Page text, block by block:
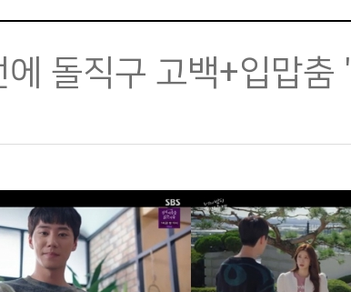
돌직구 고백+입맙춤